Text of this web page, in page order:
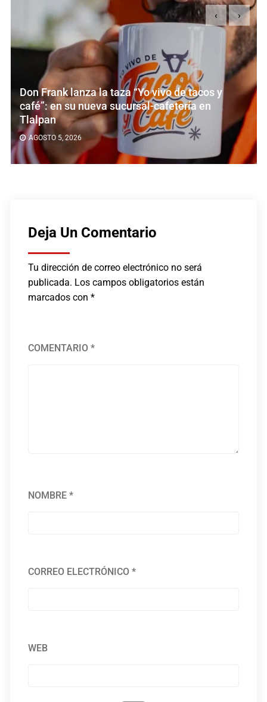
Don Frank lanza la taza “Yo vivo de tacos y
café”: en su nueva sucursal-cafetería en
Tlalpan
AGOSTO 5, 2026
‹ ›
Deja Un Comentario
Tu dirección de correo electrónico no será
publicada. Los campos obligatorios están
marcados con*
COMENTARIO*
NOMBRE*
CORREO ELECTRÓNICO*
WEB